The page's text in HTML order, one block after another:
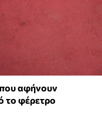
αφήνουν
το φέρετρο